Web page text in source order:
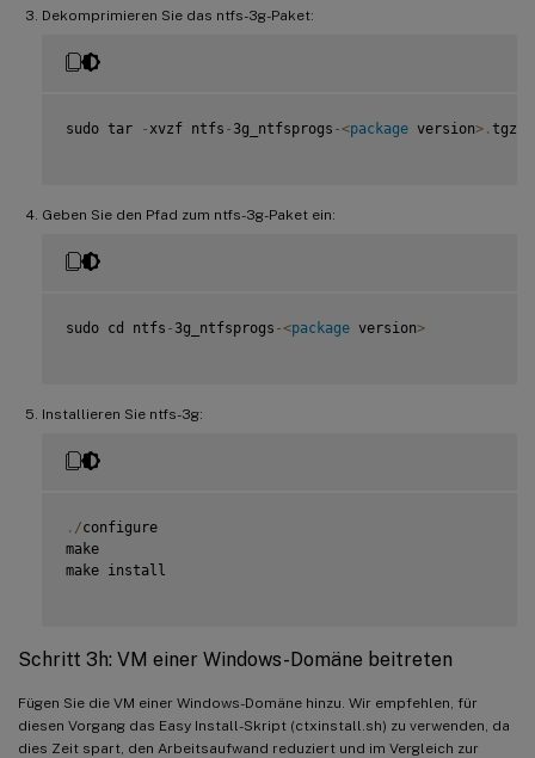
Dekomprimieren Sie das ntfs-3g-Paket:
sudo tar - xvzf ntfs - 3g_ntfsprogs -<package version> . tgz
Geben Sie den Pfad zum ntfs-3g-Paket ein:
sudo cd ntfs - 3g_ntfsprogs -<package version>
Installieren Sie ntfs-3g:
. /configure
make
make install
Schritt 3h: VM einer Windows-Domäne beitreten
Fügen Sie die VM einer Windows-Domäne hinzu. Wir empfehlen, für
diesen Vorgang das Easy Install-Skript (ctxinstall.sh) zu verwenden, da
dies Zeit spart, den Arbeitsaufwand reduziert und im Vergleich zur